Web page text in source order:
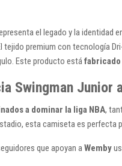
el legado y la identidad
premium con tecnología
Este producto estáfabricado
Swingman Junior
a dominar la liga NBA,
esta camiseta es
que apoyan aWemby